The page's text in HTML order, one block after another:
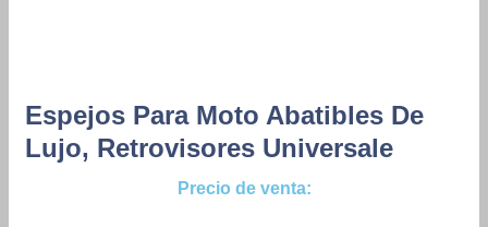
Espejos Para Moto Abatibles De
Lujo, Retrovisores Universale
Precio de venta: